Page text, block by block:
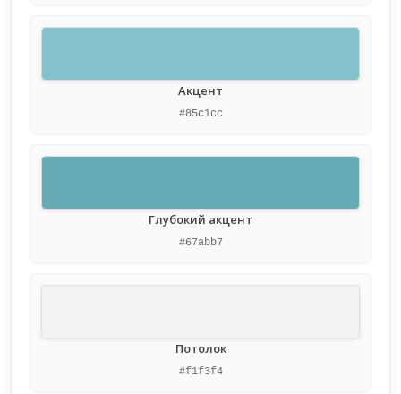
Акцент
#85c1cc
Глубокий акцент
#67abb7
Потолок
#f1f3f4